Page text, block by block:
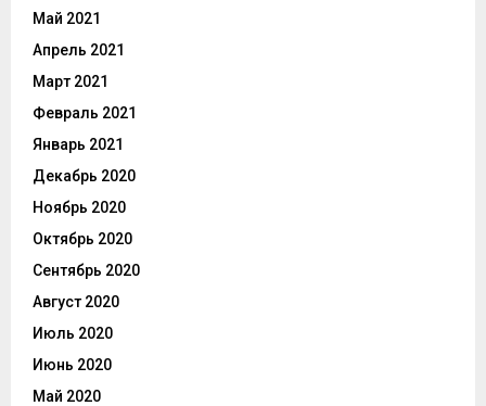
Май 2021
Апрель 2021
Март 2021
Февраль 2021
Январь 2021
Декабрь 2020
Ноябрь 2020
Октябрь 2020
Сентябрь 2020
Август 2020
Июль 2020
Июнь 2020
Май 2020